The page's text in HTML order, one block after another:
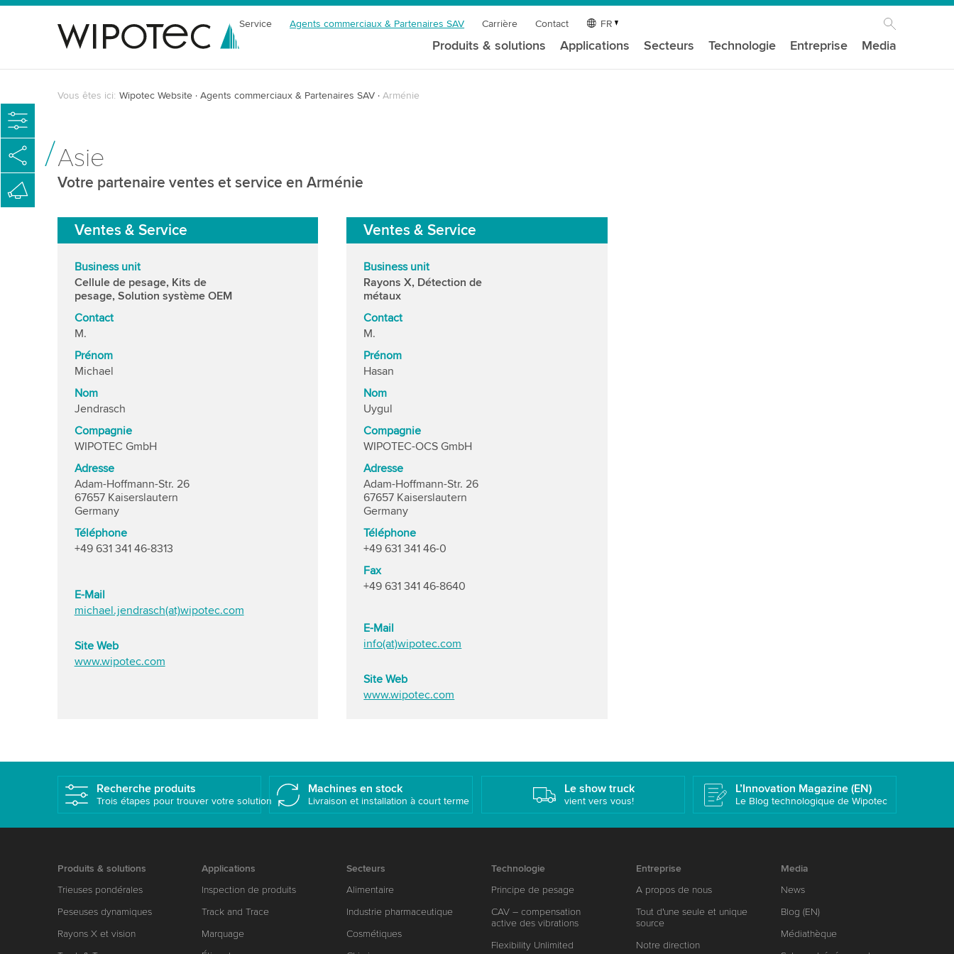
Service Agents commerciaux & Partenaires SAV Carrière Contact FR
Produits & solutions Applications Secteurs Technologie Entreprise Media
Vous êtes ici: Wipotec Website Agents commerciaux & Partenaires SAV Arménie
Asie
Votre partenaire ventes et service en Arménie
Ventes & Service
Business unit
Cellule de pesage, Kits de
pesage, Solution système OEM
Contact
M.
Prénom
Michael
Nom
Jendrasch
Compagnie
WIPOTEC GmbH
Adresse
Adam-Hoffmann-Str. 26
67657 Kaiserslautern
Germany
Téléphone
+49 631 341 46-8313
E-Mail
michael.jendrasch(at)wipotec.com
Site Web
www.wipotec.com
Ventes & Service
Business unit
Rayons X, Détection de
métaux
Contact
M.
Prénom
Hasan
Nom
Uygul
Compagnie
WIPOTEC-OCS GmbH
Adresse
Adam-Hoffmann-Str. 26
67657 Kaiserslautern
Germany
Téléphone
+49 631 341 46-0
Fax
+49 631 341 46-8640
E-Mail
info(at)wipotec.com
Site Web
www.wipotec.com
Recherche produits
Trois étapes pour trouver votre solution
Machines en stock
Livraison et installation à court terme
Le show truck
vient vers vous!
L’Innovation Magazine (EN)
Le Blog technologique de Wipotec
Produits & solutions
Trieuses pondérales
Peseuses dynamiques
Rayons X et vision
Applications
Inspection de produits
Track and Trace
Marquage
Secteurs
Alimentaire
Industrie pharmaceutique
Cosmétiques
Technologie
Principe de pesage
CAV – compensation
active des vibrations
Flexibility Unlimited
Entreprise
A propos de nous
Tout d'une seule et unique
source
Notre direction
Media
News
Blog (EN)
Médiathèque